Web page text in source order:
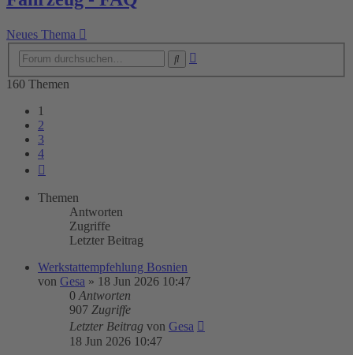
Neues Thema
160 Themen
1
2
3
4
Themen
Antworten
Zugriffe
Letzter Beitrag
Werkstattempfehlung Bosnien
von Gesa » 18 Jun 2026 10:47
0 Antworten
907 Zugriffe
Letzter Beitrag von Gesa
18 Jun 2026 10:47